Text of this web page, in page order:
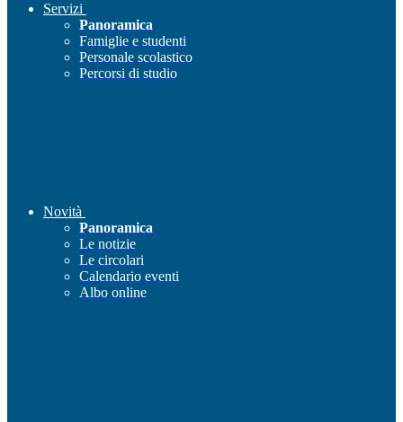
Servizi
Panoramica
Famiglie e studenti
Personale scolastico
Percorsi di studio
Novità
Panoramica
Le notizie
Le circolari
Calendario eventi
Albo online